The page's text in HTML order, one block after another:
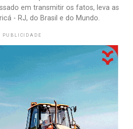
em transmitir os fatos, leva as
- RJ, do Brasil e do Mundo.
PUBLICIDADE